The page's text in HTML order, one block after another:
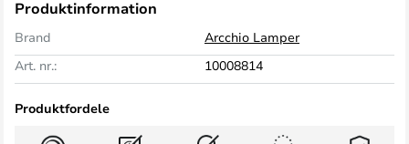
Produktinformation
Brand
Arcchio Lamper
Art. nr.:
10008814
Produktfordele